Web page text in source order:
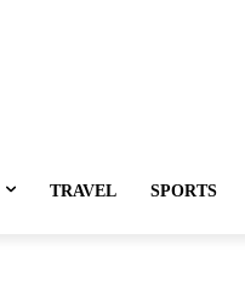
TRAVEL SPORTS